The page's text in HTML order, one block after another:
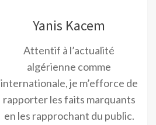
Yanis Kacem
Attentif à l’actualité
algérienne comme
internationale, je m’efforce de
rapporter les faits marquants
en les rapprochant du public.